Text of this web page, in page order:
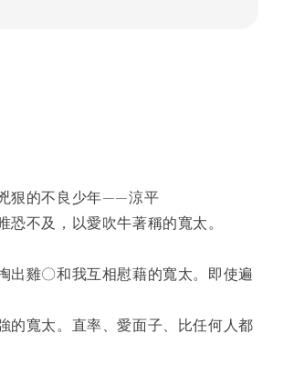
狠的不良少年——涼平
不及，以愛吹牛著稱的寬太。
雞〇和我互相慰藉的寬太。即使遍
寬太。直率、愛面子、比任何人都